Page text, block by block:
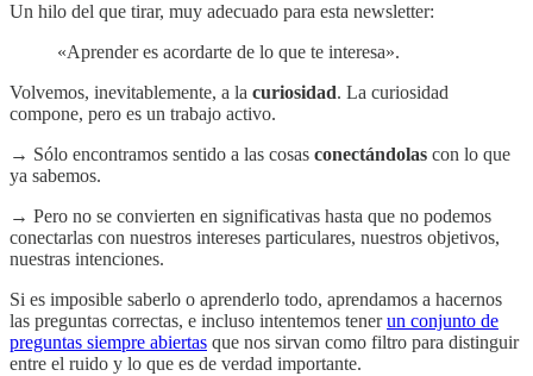
Un hilo del que tirar, muy adecuado para esta newsletter:
«Aprender es acordarte de lo que te interesa».
Volvemos, inevitablemente, a la curiosidad. La curiosidad
compone, pero es un trabajo activo.
→ Sólo encontramos sentido a las cosas conectándolas con lo que
ya sabemos.
→ Pero no se convierten en significativas hasta que no podemos
conectarlas con nuestros intereses particulares, nuestros objetivos,
nuestras intenciones.
Si es imposible saberlo o aprenderlo todo, aprendamos a hacernos
las preguntas correctas, e incluso intentemos tenerun conjunto de
preguntas siempre abiertas que nos sirvan como filtro para distinguir
entre el ruido y lo que es de verdad importante.